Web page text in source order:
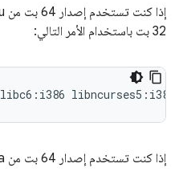
32 بت باستخدام الأمر التالي:
إذا كنت تستخدم إصدار 64 بت من Fedora، يكون الأمر كما يلي: